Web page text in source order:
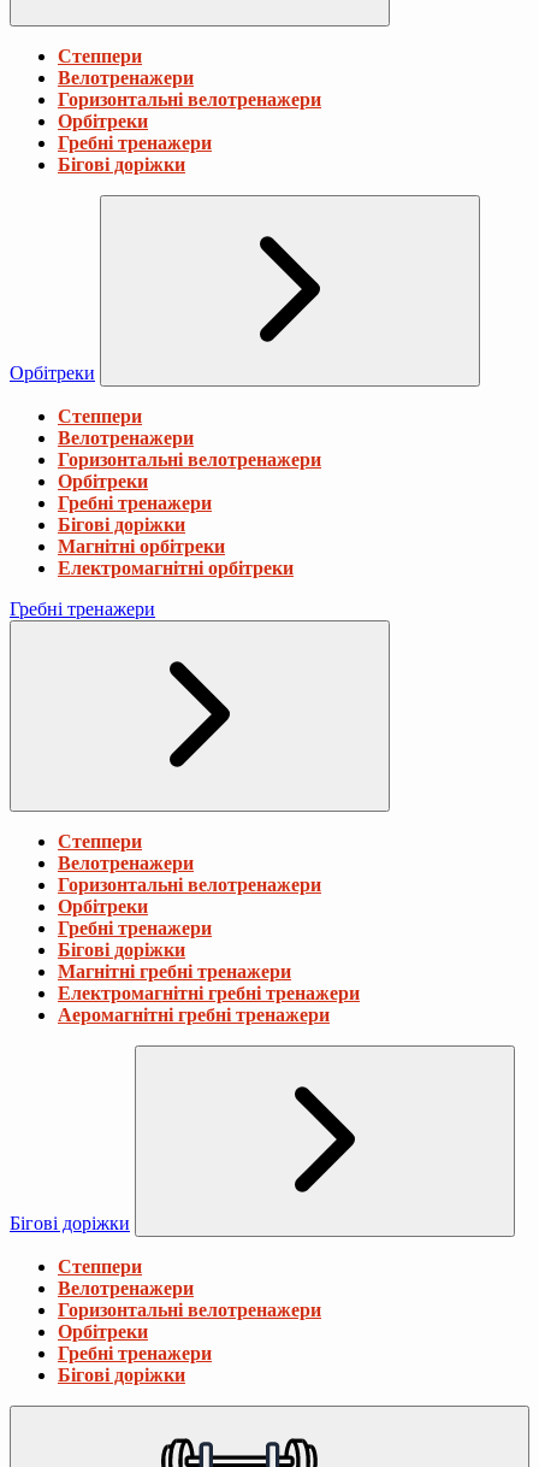
Степпери
Велотренажери
Горизонтальні велотренажери
Орбітреки
Гребні тренажери
Бігові доріжки
Орбітреки
Степпери
Велотренажери
Горизонтальні велотренажери
Орбітреки
Гребні тренажери
Бігові доріжки
Магнітні орбітреки
Електромагнітні орбітреки
Гребні тренажери
Степпери
Велотренажери
Горизонтальні велотренажери
Орбітреки
Гребні тренажери
Бігові доріжки
Магнітні гребні тренажери
Електромагнітні гребні тренажери
Аеромагнітні гребні тренажери
Бігові доріжки
Степпери
Велотренажери
Горизонтальні велотренажери
Орбітреки
Гребні тренажери
Бігові доріжки